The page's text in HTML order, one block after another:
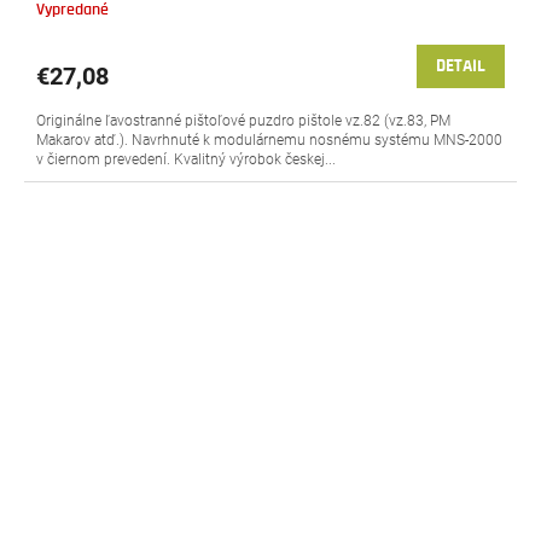
Vypredané
€27,08 DETAIL
Originálne ľavostranné pištoľové puzdro pištole vz.82 (vz.83, PM
Makarov atď.). Navrhnuté k modulárnemu nosnému systému MNS-2000
v čiernom prevedení. Kvalitný výrobok českej...